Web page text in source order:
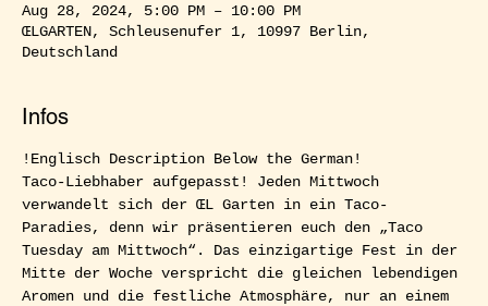
Aug 28, 2024, 5:00 PM – 10:00 PM
ŒLGARTEN, Schleusenufer 1, 10997 Berlin,
Deutschland
Infos
!Englisch Description Below the German!
Taco-Liebhaber aufgepasst! Jeden Mittwoch
verwandelt sich der ŒL Garten in ein Taco-
Paradies, denn wir präsentieren euch den „Taco
Tuesday am Mittwoch“. Das einzigartige Fest in der
Mitte der Woche verspricht die gleichen lebendigen
Aromen und die festliche Atmosphäre, nur an einem